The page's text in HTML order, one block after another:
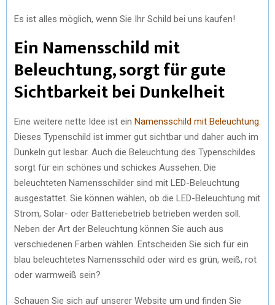
Es ist alles möglich, wenn Sie Ihr Schild bei uns kaufen!
Ein Namensschild mit
Beleuchtung, sorgt für gute
Sichtbarkeit bei Dunkelheit
Eine weitere nette Idee ist ein Namensschild mit Beleuchtung
Dieses Typenschild ist immer gut sichtbar und daher auch im
Dunkeln gut lesbar. Auch die Beleuchtung des Typenschildes
sorgt für ein schönes und schickes Aussehen. Die
beleuchteten Namensschilder sind mit LED-Beleuchtung
ausgestattet. Sie können wählen, ob die LED-Beleuchtung mit
Strom, Solar- oder Batteriebetrieb betrieben werden soll.
Neben der Art der Beleuchtung können Sie auch aus
verschiedenen Farben wählen. Entscheiden Sie sich für ein
blau beleuchtetes Namensschild oder wird es grün, weiß, rot
oder warmweiß sein?
Schauen Sie sich auf unserer Website um und finden Sie